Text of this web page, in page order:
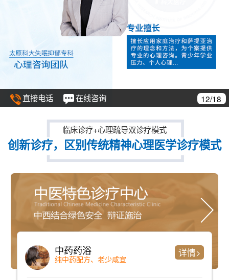
直接电话 在线咨询 13/18
临床诊疗+心理疏导双诊疗模式
创新诊疗，区别传统精神心理医学诊疗模式
仪器检测
检测时间短、准确率高且全面
详情>